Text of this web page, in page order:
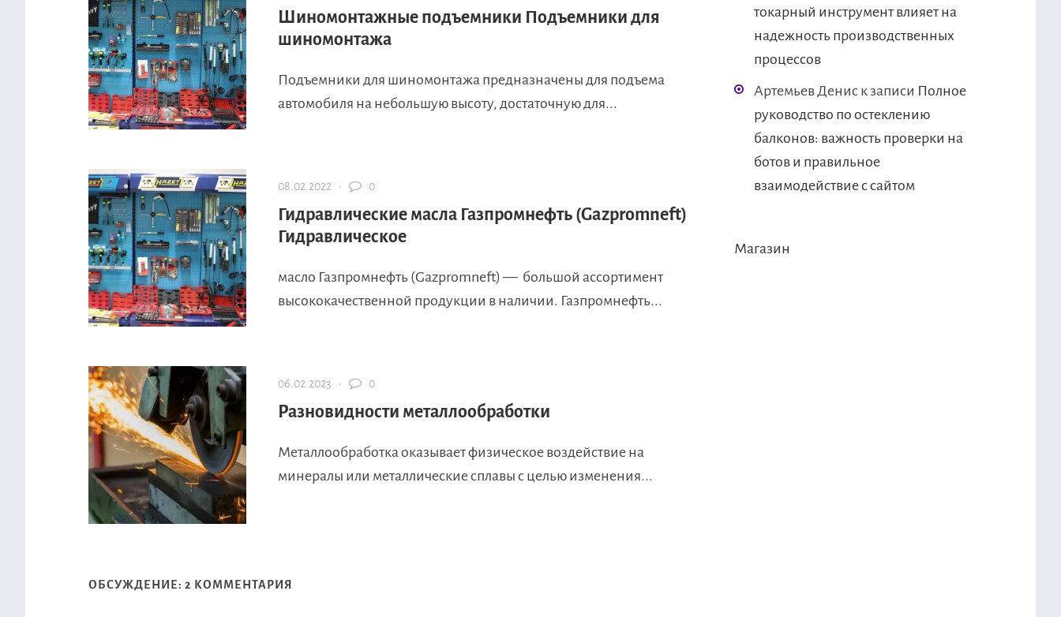
Шиномонтажные подъемники Подъемники для
шиномонтажа
Подъемники для шиномонтажа предназначены для подъема
автомобиля на небольшую высоту, достаточную для...
08.02.2022 · 0
Гидравлические масла Газпромнефть (Gazpromneft)
Гидравлическое
масло Газпромнефть (Gazpromneft) — большой ассортимент
высококачественной продукции в наличии. Газпромнефть...
06.02.2023 · 0
Разновидности металлообработки
Металлообработка оказывает физическое воздействие на
минералы или металлические сплавы с целью изменения...
ОБСУЖДЕНИЕ: 2 КОММЕНТАРИЯ
токарный инструмент влияет на
надежность производственных
процессов
Артемьев Дениск записи Полное
руководство по остеклению
балконов: важность проверки на
ботов и правильное
взаимодействие с сайтом
Магазин